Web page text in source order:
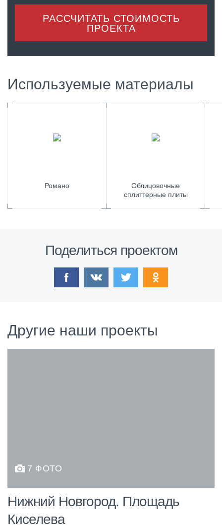
РАССЧИТАТЬ СТОИМОСТЬ
ПРОЕКТА
Используемые материалы
Романо
Облицовочные
сплиттерные плиты
Поделиться проектом
Другие наши проекты
7 ФОТО
Нижний Новгород. Площадь
Киселева